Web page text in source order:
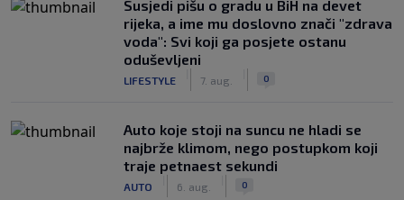
Susjedi pišu o gradu u BiH na devet
rijeka, a ime mu doslovno znači "zdrava
voda": Svi koji ga posjete ostanu
oduševljeni
LIFESTYLE 7. aug. 0
Auto koje stoji na suncu ne hladi se
najbrže klimom, nego postupkom koji
traje petnaest sekundi
AUTO 6. aug. 0